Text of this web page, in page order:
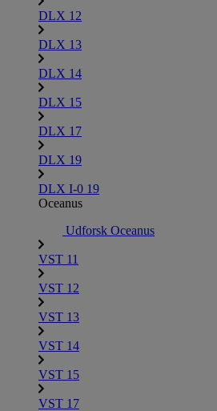
DLX 12
DLX 13
DLX 14
DLX 15
DLX 17
DLX 19
DLX I-0 19
Oceanus
Udforsk Oceanus
VST 11
VST 12
VST 13
VST 14
VST 15
VST 17